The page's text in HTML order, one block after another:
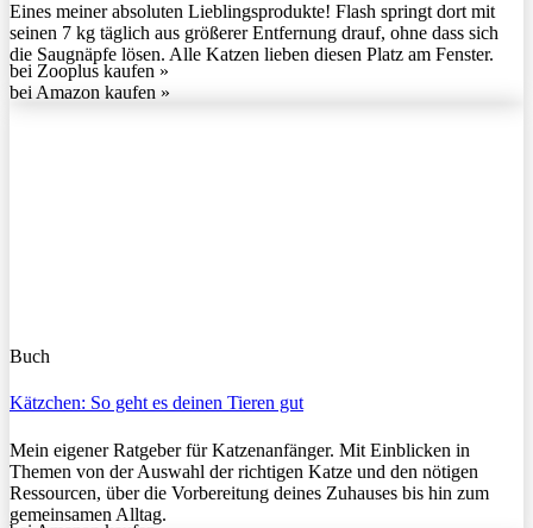
Eines meiner absoluten Lieblingsprodukte! Flash springt dort mit
seinen 7 kg täglich aus größerer Entfernung drauf, ohne dass sich
die Saugnäpfe lösen. Alle Katzen lieben diesen Platz am Fenster.
bei Zooplus kaufen »
bei Amazon kaufen »
Buch
Kätzchen: So geht es deinen Tieren gut
Mein eigener Ratgeber für Katzenanfänger. Mit Einblicken in
Themen von der Auswahl der richtigen Katze und den nötigen
Ressourcen, über die Vorbereitung deines Zuhauses bis hin zum
gemeinsamen Alltag.